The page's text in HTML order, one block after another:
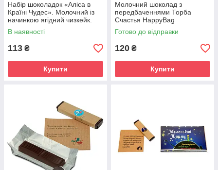
Набір шоколадок «Аліса в
Країні Чудес». Молочний із
начинкою ягідний чизкейк.
В наявності
113 ₴
Купити
Молочний шоколад з
передбаченнями Торба
Счастья HappyBag
Готово до відправки
120 ₴
Купити